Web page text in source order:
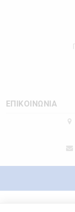
ΕΠΙΚΟΙΝΩΝΙΑ